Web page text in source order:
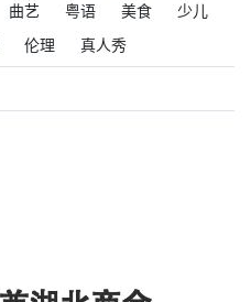
曲艺 粤语 美食
少儿
伦理 真人秀